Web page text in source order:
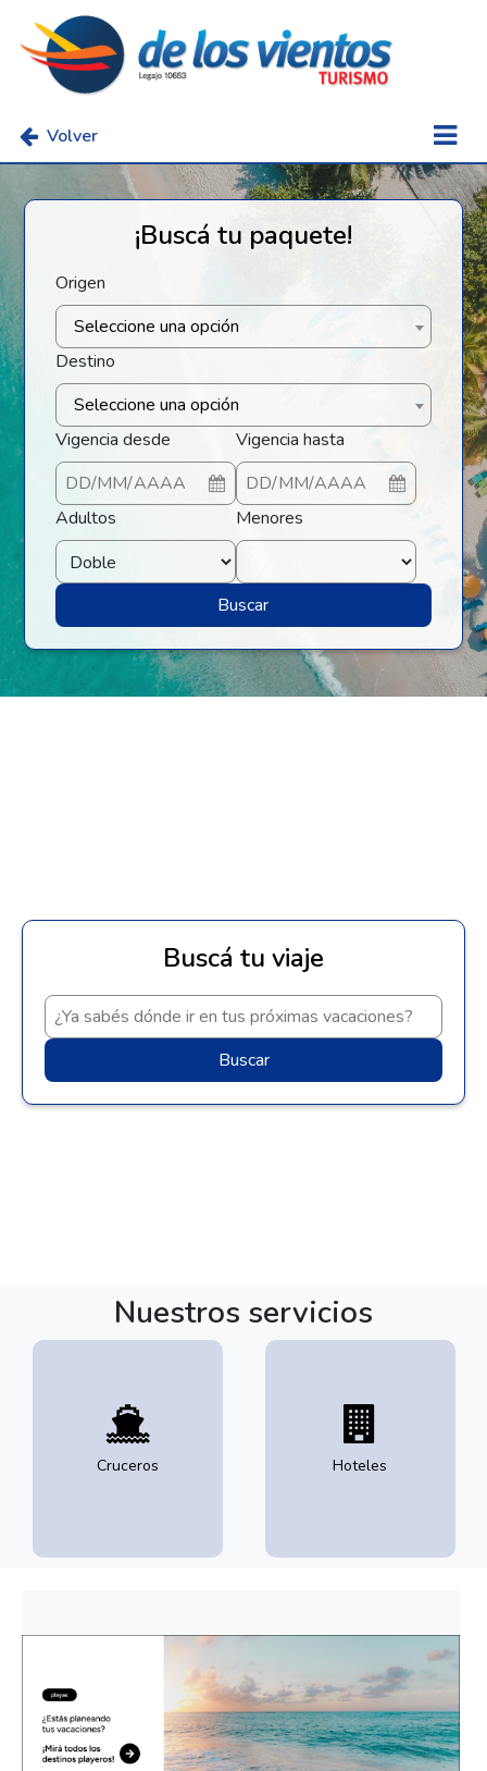
Volver
¡Buscá tu paquete!
Origen
Seleccione una opción
Destino
Seleccione una opción
Vigencia desde
Vigencia hasta
Adultos Menores
Buscar
Buscá tu viaje
Buscar
Nuestros servicios
Cruceros Hoteles